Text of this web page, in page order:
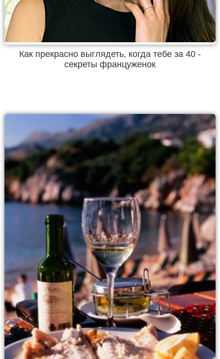
Как прекрасно выглядеть, когда тебе за 40 -
секреты француженок